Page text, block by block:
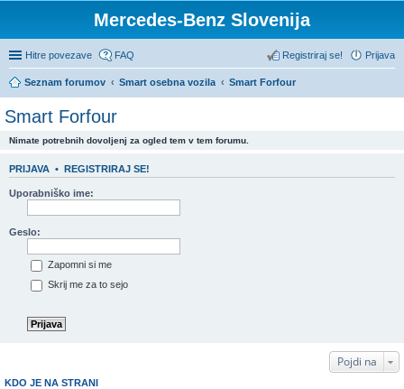
Mercedes-Benz Slovenija
Hitre povezave FAQ Prijava
Registriraj se!
Seznam forumov Smart osebna vozila Smart Forfour
Smart Forfour
Nimate potrebnih dovoljenj za ogled tem v tem forumu.
PRIJAVA • REGISTRIRAJ SE!
Uporabniško ime:
Geslo:
Zapomni si me
Skrij me za to sejo
Pojdi na
KDO JE NA STRANI